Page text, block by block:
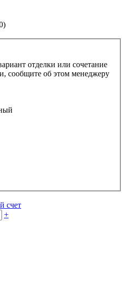
)
отделки или сочетание
сообщите об этом менеджеру
счет
+